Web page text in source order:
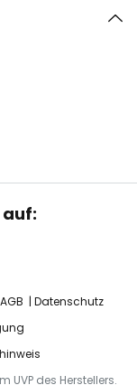
auf:
AGB
Datenschutz
UVP des Herstellers.